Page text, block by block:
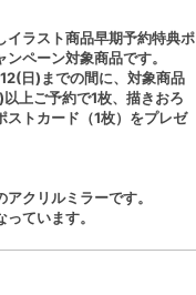
イラスト商品早期予約特典ポ
ペーン対象商品です。
日)までの間に、対象商品
上ご予約で1枚、描きおろ
ストカード（1枚）をプレゼ
クリルミラーです。
ています。